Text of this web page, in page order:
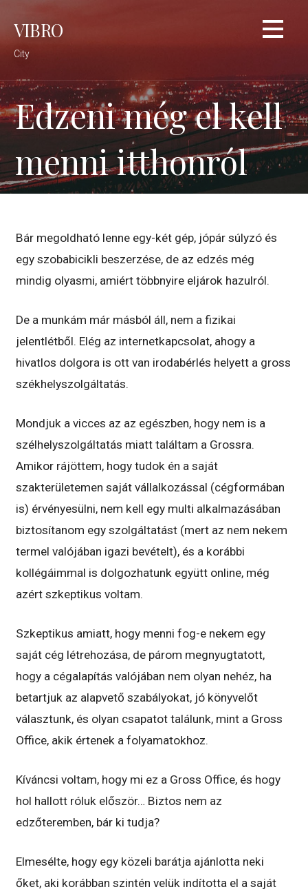
VIBRO
City
Edzeni még el kell
menni itthonról
Bár megoldható lenne egy-két gép, jópár súlyzó és
egy szobabicikli beszerzése, de az edzés még
mindig olyasmi, amiért többnyire eljárok hazulról.
De a munkám már másból áll, nem a fizikai
jelentlétből. Elég az internetkapcsolat, ahogy a
hivatlos dolgora is ott van irodabérlés helyett a gross
székhelyszolgáltatás.
Mondjuk a vicces az az egészben, hogy nem is a
szélhelyszolgáltatás miatt találtam a Grossra.
Amikor rájöttem, hogy tudok én a saját
szakterületemen saját vállalkozással (cégformában
is) érvényesülni, nem kell egy multi alkalmazásában
biztosítanom egy szolgáltatást (mert az nem nekem
termel valójában igazi bevételt), és a korábbi
kollégáimmal is dolgozhatunk együtt online, még
azért szkeptikus voltam.
Szkeptikus amiatt, hogy menni fog-e nekem egy
saját cég létrehozása, de párom megnyugtatott,
hogy a cégalapítás valójában nem olyan nehéz, ha
betartjuk az alapvető szabályokat, jó könyvelőt
választunk, és olyan csapatot találunk, mint a Gross
Office, akik értenek a folyamatokhoz.
Kíváncsi voltam, hogy mi ez a Gross Office, és hogy
hol hallott róluk először… Biztos nem az
edzőteremben, bár ki tudja?
Elmesélte, hogy egy közeli barátja ajánlotta neki
őket, aki korábban szintén velük indította el a saját